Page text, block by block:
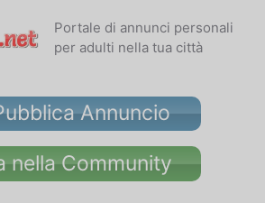
Portale di annunci personali
per adulti nella tua città
Annuncio
nella Community